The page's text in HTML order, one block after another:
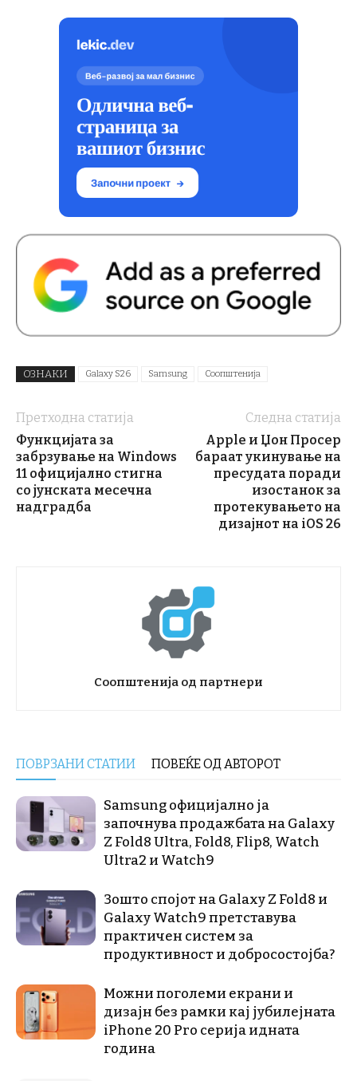
ОЗНАКИ Galaxy S26 Samsung Соопштенија
Претходна статија
Функцијата за
забрзување на Windows
11 официјално стигна
со јунската месечна
надградба
Следна статија
Apple и Џон Просер
бараат укинување на
пресудата поради
изостанок за
протекувањето на
дизајнот на iOS 26
Соопштенија од партнери
ПОВРЗАНИ СТАТИИ ПОВЕЌЕ ОД АВТОРОТ
Samsung официјално ја
започнува продажбата на Galaxy
Z Fold8 Ultra, Fold8, Flip8, Watch
Ultra2 и Watch9
Зошто спојот на Galaxy Z Fold8 и
Galaxy Watch9 претставува
практичен систем за
продуктивност и добросостојба?
Можни поголеми екрани и
дизајн без рамки кај јубилејната
iPhone 20 Pro серија идната
година